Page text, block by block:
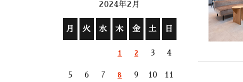
2024年2月
月 火 水 木 金 土 日
1 2 3 4
5 6 7 8 9 10 11